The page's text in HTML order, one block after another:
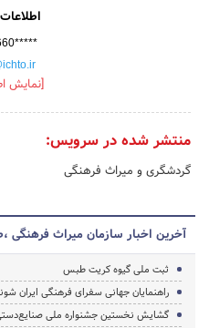
[نمایش
منتشر شده در سرویس:
گردشگری و میراث فرهنگی
آخرین اخبار سازمان میراث
ثبت ملی گیوه کریت طبس
راهنمایان جهانی سفرای فرهنگی ایران
گشایش نخستین جشنواره ملی